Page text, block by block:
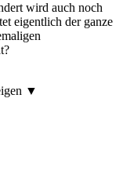
wird auch noch
eigentlich der ganze
▼